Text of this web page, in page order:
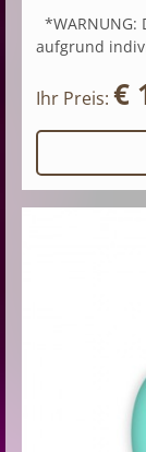
aufgrund
Ihr Preis: €